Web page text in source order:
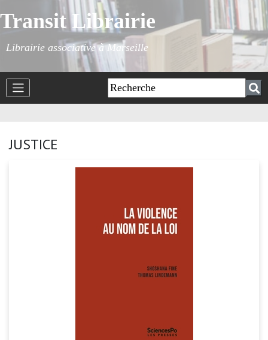
Transit Librairie
Librairie associative à Marseille
JUSTICE